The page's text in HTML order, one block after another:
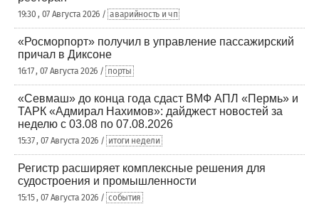
19:30 , 07 Августа 2026 / аварийность и чп
«Росморпорт» получил в управление пассажирский
причал в Диксоне
16:17 , 07 Августа 2026 / порты
«Севмаш» до конца года сдаст ВМФ АПЛ «Пермь» и
ТАРК «Адмирал Нахимов»: дайджест новостей за
неделю с 03.08 по 07.08.2026
15:37 , 07 Августа 2026 / итоги недели
Регистр расширяет комплексные решения для
судостроения и промышленности
15:15 , 07 Августа 2026 / события